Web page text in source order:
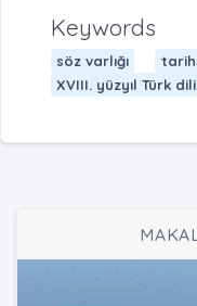
Keywords
söz varlığı
XVIII. yüzyıl Türk dili.